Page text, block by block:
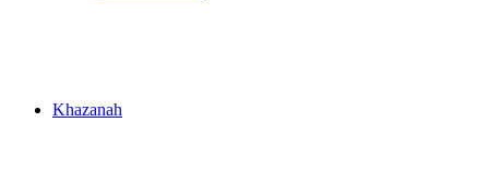
Khazanah